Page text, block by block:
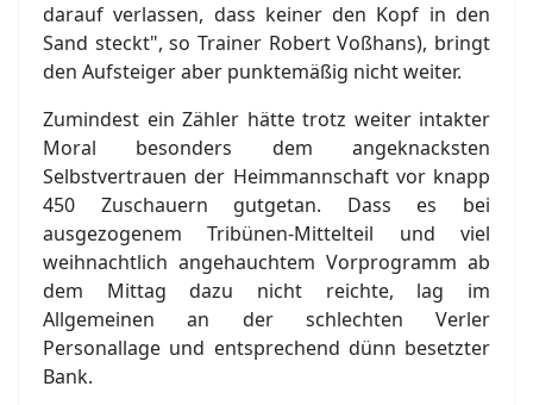
darauf verlassen, dass keiner den Kopf in den
Sand steckt", so Trainer Robert Voßhans), bringt
den Aufsteiger aber punktemäßig nicht weiter.
Zumindest ein Zähler hätte trotz weiter intakter
Moral besonders dem angeknacksten
Selbstvertrauen der Heimmannschaft vor knapp
450 Zuschauern gutgetan. Dass es bei
ausgezogenem Tribünen-Mittelteil und viel
weihnachtlich angehauchtem Vorprogramm ab
dem Mittag dazu nicht reichte, lag im
Allgemeinen an der schlechten Verler
Personallage und entsprechend dünn besetzter
Bank.